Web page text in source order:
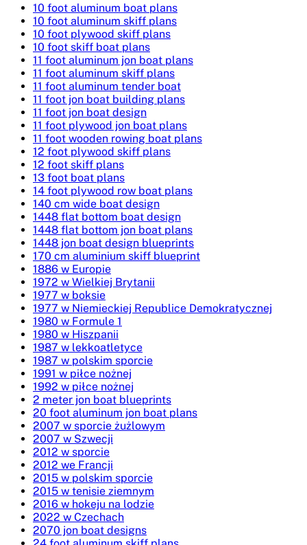
10 foot aluminum boat plans
10 foot aluminum skiff plans
10 foot plywood skiff plans
10 foot skiff boat plans
11 foot aluminum jon boat plans
11 foot aluminum skiff plans
11 foot aluminum tender boat
11 foot jon boat building plans
11 foot jon boat design
11 foot plywood jon boat plans
11 foot wooden rowing boat plans
12 foot plywood skiff plans
12 foot skiff plans
13 foot boat plans
14 foot plywood row boat plans
140 cm wide boat design
1448 flat bottom boat design
1448 flat bottom jon boat plans
1448 jon boat design blueprints
170 cm aluminium skiff blueprint
1886 w Europie
1972 w Wielkiej Brytanii
1977 w boksie
1977 w Niemieckiej Republice Demokratycznej
1980 w Formule 1
1980 w Hiszpanii
1987 w lekkoatletyce
1987 w polskim sporcie
1991 w piłce nożnej
1992 w piłce nożnej
2 meter jon boat blueprints
20 foot aluminum jon boat plans
2007 w sporcie żużlowym
2007 w Szwecji
2012 w sporcie
2012 we Francji
2015 w polskim sporcie
2015 w tenisie ziemnym
2016 w hokeju na lodzie
2022 w Czechach
2070 jon boat designs